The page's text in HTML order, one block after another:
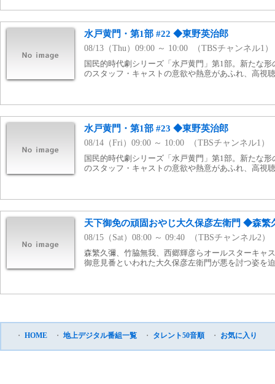
水戸黄門・第1部 #22 ◆東野英治郎
08/13（Thu）09:00 ～ 10:00 （TBSチャンネル1）
国民的時代劇シリーズ「水戸黄門」第1部。新たな
のスタッフ・キャストの意欲や熱意があふれ、高視
水戸黄門・第1部 #23 ◆東野英治郎
08/14（Fri）09:00 ～ 10:00 （TBSチャンネル1）
国民的時代劇シリーズ「水戸黄門」第1部。新たな
のスタッフ・キャストの意欲や熱意があふれ、高視
天下御免の頑固おやじ大久保彦左衛門 ◆森繁
08/15（Sat）08:00 ～ 09:40 （TBSチャンネル2）
森繁久彌、竹脇無我、西郷輝彦らオールスターキャ
御意見番といわれた大久保彦左衛門が悪を討つ姿を
・ HOME ・ 地上デジタル番組一覧 ・ タレント50音順 ・ お気に入り